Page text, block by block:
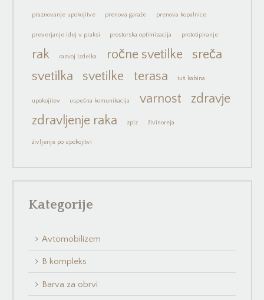
praznovanje upokojitve prenova garaže prenova kopalnice
preverjanje idej v praksi prostorska optimizacija prototipiranje
rak razvoj izdelka ročne svetilke
sreča
svetilka
svetilke terasa tuš kabina
upokojitev uspešna komunikacija varnost
zdravje
zdravljenje raka
zpiz živinoreja
življenje po upokojitvi
Kategorije
Avtomobilizem
B kompleks
Barva za obrvi